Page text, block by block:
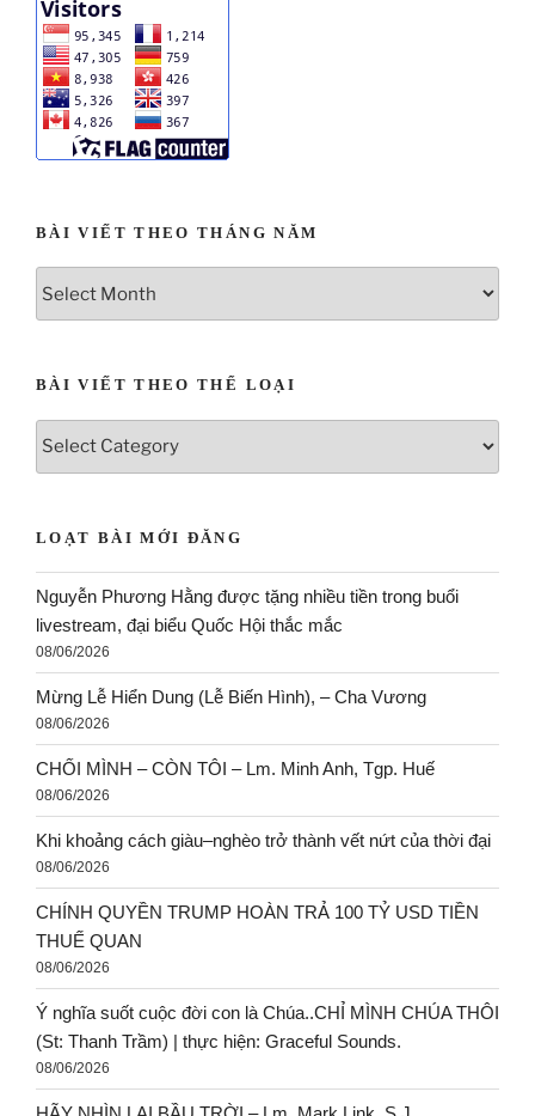
BÀI VIẾT THEO THÁNG NĂM
BÀI VIẾT THEO THỂ LOẠI
LOẠT BÀI MỚI ĐĂNG
Nguyễn Phương Hằng được tặng nhiều tiền trong buổi
livestream, đại biểu Quốc Hội thắc mắc
08/06/2026
Mừng Lễ Hiển Dung (Lễ Biến Hình), – Cha Vương
08/06/2026
CHỐI MÌNH – CÒN TÔI – Lm. Minh Anh, Tgp. Huế
08/06/2026
Khi khoảng cách giàu–nghèo trở thành vết nứt của thời đại
08/06/2026
CHÍNH QUYỀN TRUMP HOÀN TRẢ 100 TỶ USD TIỀN
THUẾ QUAN
08/06/2026
Ý nghĩa suốt cuộc đời con là Chúa..CHỈ MÌNH CHÚA THÔI
(St: Thanh Trầm) | thực hiện: Graceful Sounds.
08/06/2026